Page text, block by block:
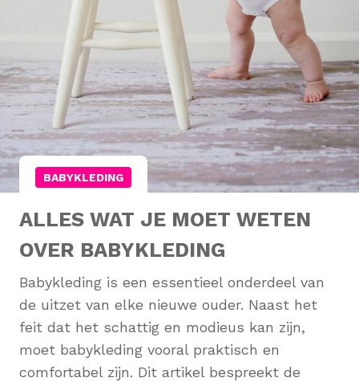
BABYKLEDING
ALLES WAT JE MOET WETEN
OVER BABYKLEDING
Babykleding is een essentieel onderdeel van
de uitzet van elke nieuwe ouder. Naast het
feit dat het schattig en modieus kan zijn,
moet babykleding vooral praktisch en
comfortabel zijn. Dit artikel bespreekt de